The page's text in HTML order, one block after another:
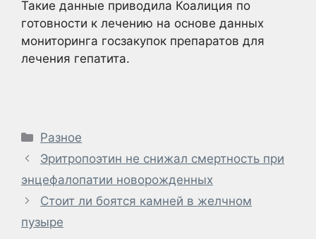
Такие данные приводила Коалиция по
готовности к лечению на основе данных
мониторинга госзакупок препаратов для
лечения гепатита.
Рубрики
Разное
Эритропоэтин не снижал смертность при
энцефалопатии новорожденных
Стоит ли боятся камней в желчном
пузыре